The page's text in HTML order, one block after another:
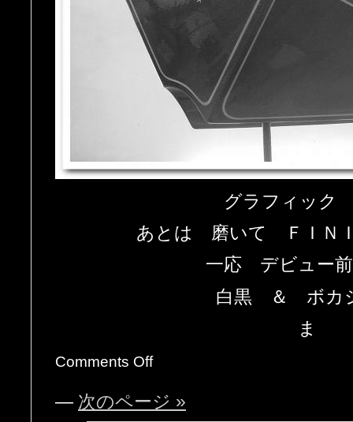
グラフィック
あとは 磨いて ＦＩＮ
一応 デビュー
白黒 ＆ ボカ
ま
Comments Off
— 次のページ »